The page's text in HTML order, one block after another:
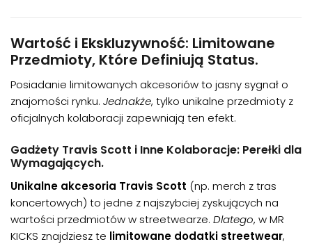
Wartość i Ekskluzywność: Limitowane
Przedmioty, Które Definiują Status.
Posiadanie limitowanych akcesoriów to jasny sygnał o
znajomości rynku. Jednakże, tylko unikalne przedmioty z
oficjalnych kolaboracji zapewniają ten efekt.
Gadżety Travis Scott i Inne Kolaboracje: Perełki dla
Wymagających.
Unikalne akcesoria Travis Scott (np. merch z tras
koncertowych) to jedne z najszybciej zyskujących na
wartości przedmiotów w streetwearze. Dlatego, w MR
KICKS znajdziesz te limitowane dodatki streetwear,